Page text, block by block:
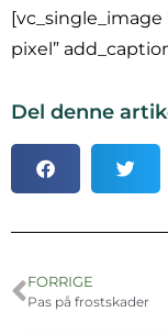
[vc_single_image
pixel”
Del denne
FORRIGE
Pas på frostskader